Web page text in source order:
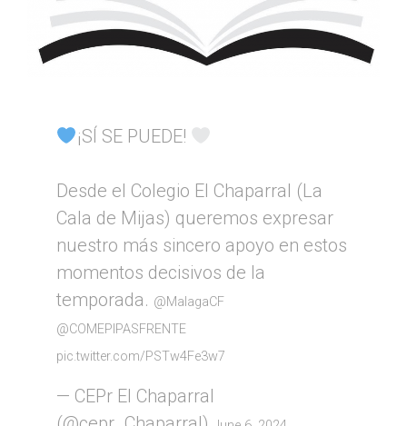
¡SÍ SE PUEDE!
Desde el Colegio El Chaparral (La
Cala de Mijas) queremos expresar
nuestro más sincero apoyo en estos
momentos decisivos de la
temporada. @MalagaCF
@COMEPIPASFRENTE
pic.twitter.com/PSTw4Fe3w7
— CEPr El Chaparral